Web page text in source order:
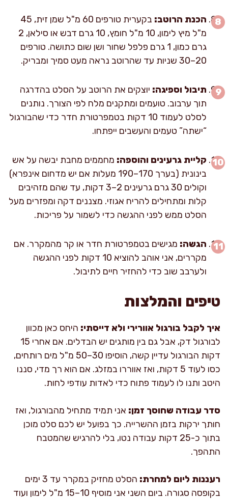
הכנת הרוטב:
בקערית טורפים 60 מ"ל שמן זית, 45
מ"ל מיץ לימון, 10 מ"ל חומץ, 10 גרם דבש או סילאן, 2
גרם כמון, 1 גרם פלפל שחור ושן שום כתושה. טורפים
20–30 שניות עד שהרוטב נראה מעט סמיך ומבריק.
תיבול וספיגה: יוצקים את הרוטב על הסלט בהדרגה
תוך ערבוב. טועמים ומתקנים מלח לפי הצורך. נותנים
לסלט לעמוד 10 דקות בטמפרטורת חדר כדי שהבורגול
“ישתה” טעמים והעשבים ייפתחו.
קליית גרעינים והוספה: מחממים מחבת יבשה על אש
בינונית (בערך 170–190 מעלות אם יש מדחום אינפרא)
וקולים 30 גרם גרעינים 2–3 דקות, עד שהם מזהיבים
קלות ומתחילים להריח אגוזי. מצננים דקה ומפזרים מעל
הסלט ממש לפני ההגשה כדי לשמור על פריכות.
הגשה: מגישים בטמפרטורת חדר או קר מהמקרר. אם
מקררים, אני אוהב להוציא 10 דקות לפני ההגשה
ולערבב שוב כדי להחזיר חיים לתיבול.
טיפים והמלצות
איך לקבל בורגול אוורירי ולא דייסתי: היחס כאן מכוון
לבורגול דק, אבל גם בין מותגים יש הבדלים. אם אחרי 15
דקות הבורגול עדיין קשה, הוסיפו 30–50 מ"ל מים רותחים,
כסו לעוד 5 דקות, ואז אווררו במזלג. אם הוא רך מדי, סננו
היטב ותנו לו לעמוד פתוח כדי לאדות עודפי לחות.
סדר עבודה שחוסך זמן: אני תמיד מתחיל מהבורגול, ואז
חותך ירקות בזמן ההשרייה. כך בפועל יש לכם סלט מוכן
בתוך כ-25 דקות עבודה נטו, בלי להרגיש שהמטבח
התהפך.
רעננות ליום למחרת:
הסלט מחזיק במקרר עד 3 ימים
בקופסה סגורה. ביום השני אני מוסיף 10–15 מ"ל לימון ועוד